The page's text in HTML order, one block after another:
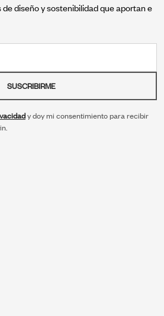
diseño y sostenibilidad que aportan e
SUSCRIBIRME
y doy mi consentimiento para recibir